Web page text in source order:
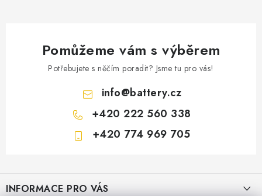
Pomůžeme vám s výběrem
Potřebujete s něčím poradit? Jsme tu pro vás!
info@battery.cz
+420 222 560 338
+420 774 969 705
INFORMACE PRO VÁS